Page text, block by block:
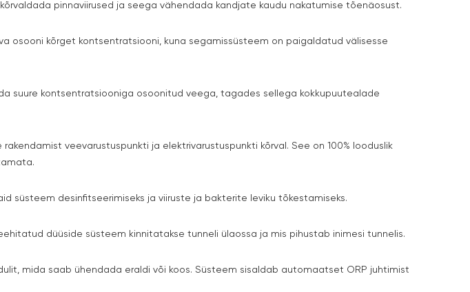
pinnaviirused ja seega vähendada kandjate kaudu nakatumise tõenäosust.
osooni kõrget kontsentratsiooni, kuna segamissüsteem on paigaldatud välisesse
suure kontsentratsiooniga osoonitud veega, tagades sellega kokkupuutealade
veevarustuspunkti ja elektrivarustuspunkti kõrval. See on 100% looduslik
süsteem desinfitseerimiseks ja viiruste ja bakterite leviku tõkestamiseks.
düüside süsteem kinnitatakse tunneli ülaossa ja mis pihustab inimesi tunnelis.
mida saab ühendada eraldi või koos. Süsteem sisaldab automaatset ORP juhtimist